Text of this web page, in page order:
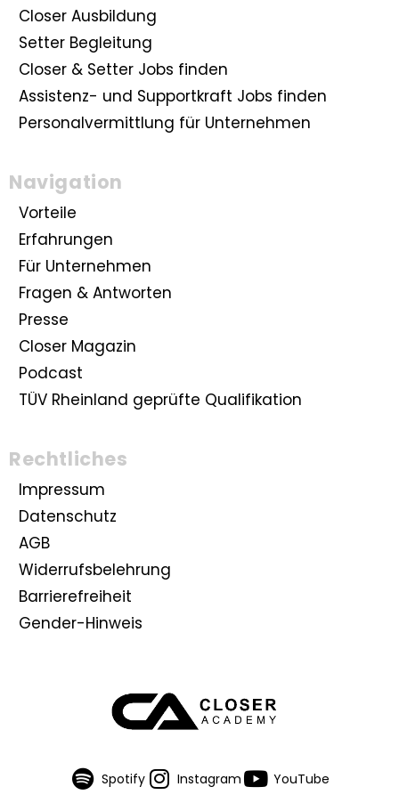
Closer Ausbildung
Setter Begleitung
Closer & Setter Jobs finden
Assistenz- und Supportkraft Jobs finden
Personalvermittlung für Unternehmen
Navigation
Vorteile
Erfahrungen
Für Unternehmen
Fragen & Antworten
Presse
Closer Magazin
Podcast
TÜV Rheinland geprüfte Qualifikation
Rechtliches
Impressum
Datenschutz
AGB
Widerrufsbelehrung
Barrierefreiheit
Gender-Hinweis
Spotify Instagram YouTube